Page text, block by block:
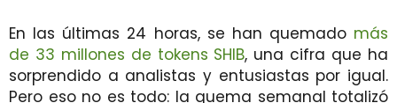
En las últimas 24 horas, se han quemado más
de 33 millones de tokens SHIB, una cifra que ha
sorprendido a analistas y entusiastas por igual.
Pero eso no es todo: la quema semanal totalizó